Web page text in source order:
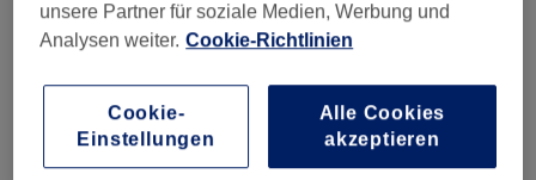
4,9
162 Bewertungen
Ottensen, Hamburg
Auf Karte anzeigen
Personalisierte Wig (Preis nach Beratung)
15 €
unsere Partner für soziale Medien, Werbung und
Analysen weiter. Cookie-Richtlinien
Cookie-
Einstellungen
Alle Cookies
akzeptieren